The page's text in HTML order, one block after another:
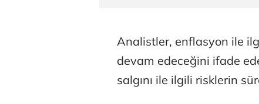
Analistler, enflasyon ile
devam edeceğini ifade
salgını ile ilgili risklerin